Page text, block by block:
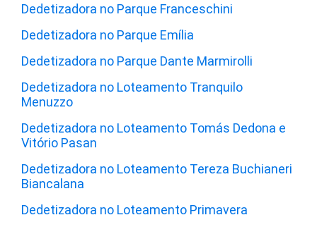
Dedetizadora no Parque Franceschini
Dedetizadora no Parque Emília
Dedetizadora no Parque Dante Marmirolli
Dedetizadora no Loteamento Tranquilo
Menuzzo
Dedetizadora no Loteamento Tomás Dedona e
Vitório Pasan
Dedetizadora no Loteamento Tereza Buchianeri
Biancalana
Dedetizadora no Loteamento Primavera